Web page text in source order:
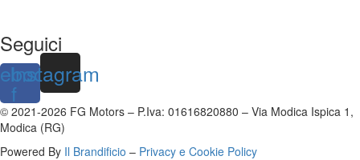
Seguici
f
Instagram
© 2021-2026 FG Motors – P.Iva: 01616820880 – Via Modica Ispica 1,
Modica (RG)
Powered By Il Brandificio – Privacy e Cookie Policy